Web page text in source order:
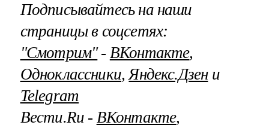
Подписывайтесь на наши
страницы в соцсетях:
"Смотрим"‐ ВКонтакте,
Одноклассники,Яндекс.Дзени
Telegram
Вести.Ru ‐ ВКонтакте,